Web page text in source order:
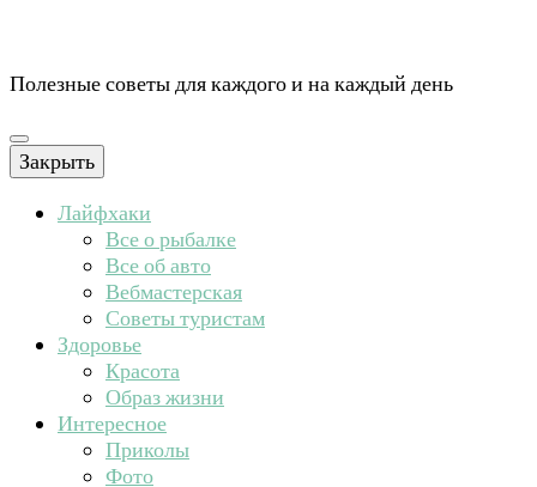
Полезные советы для каждого и на каждый день
Закрыть
Лайфхаки
Все о рыбалке
Все об авто
Вебмастерская
Советы туристам
Здоровье
Красота
Образ жизни
Интересное
Приколы
Фото